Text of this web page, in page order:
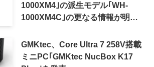
1000XM4｣の派生モデル｢WH-
1000XM4C｣の更なる情報が明ら
GMKtec、Core Ultra 7 258V搭載
ミニPC｢GMKtec NucBox K17